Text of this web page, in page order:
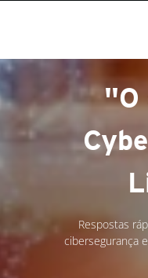
"O
Respostas
cibersegurança